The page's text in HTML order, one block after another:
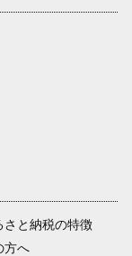
さと納税の特徴
方へ